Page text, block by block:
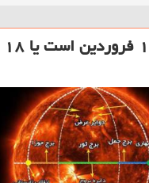
شرف الشمس ۱۹ فروردین است یا ۱۸